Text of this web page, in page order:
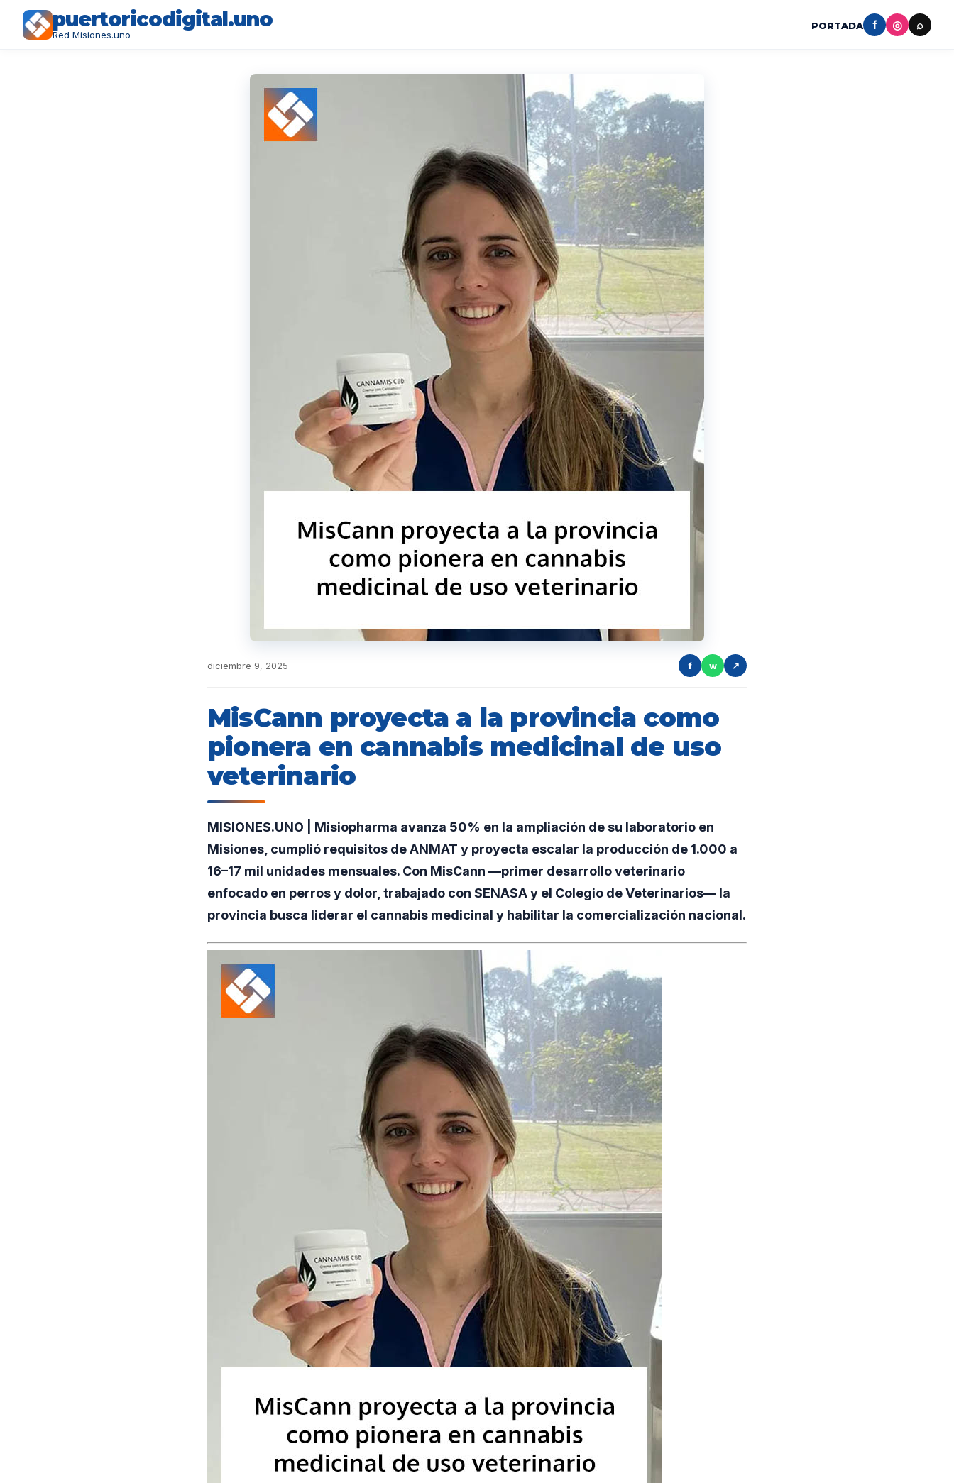
puertoricodigital.uno
Red Misiones.uno
PORTADA f ◎ ⌕
diciembre 9, 2025 f w ↗
MisCann proyecta a la provincia como
pionera en cannabis medicinal de uso
veterinario
MISIONES.UNO | Misiopharma avanza 50% en la ampliación de su laboratorio en
Misiones, cumplió requisitos de ANMAT y proyecta escalar la producción de 1.000 a
16–17 mil unidades mensuales. Con MisCann —primer desarrollo veterinario
enfocado en perros y dolor, trabajado con SENASA y el Colegio de Veterinarios— la
provincia busca liderar el cannabis medicinal y habilitar la comercialización nacional.